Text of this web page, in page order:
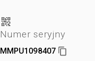
Numer seryjny
MMPU1098407